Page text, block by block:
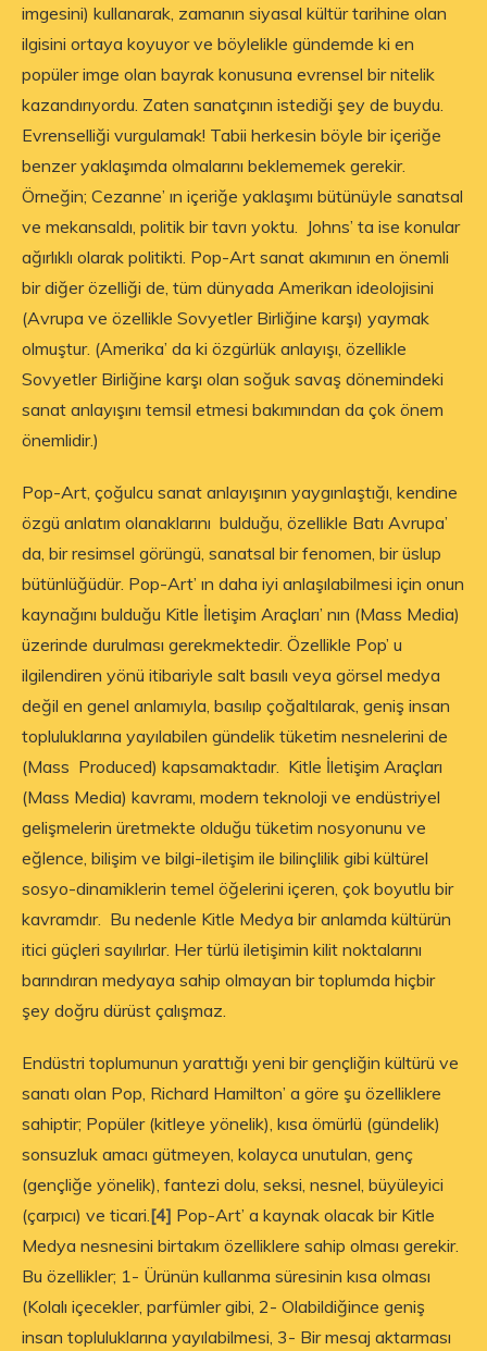
imgesini) kullanarak, zamanın siyasal kültür tarihine olan
ilgisini ortaya koyuyor ve böylelikle gündemde ki en
popüler imge olan bayrak konusuna evrensel bir nitelik
kazandırıyordu. Zaten sanatçının istediği şey de buydu.
Evrenselliği vurgulamak! Tabii herkesin böyle bir içeriğe
benzer yaklaşımda olmalarını beklememek gerekir.
Örneğin; Cezanne’ ın içeriğe yaklaşımı bütünüyle sanatsal
ve mekansaldı, politik bir tavrı yoktu. Johns’ ta ise konular
ağırlıklı olarak politikti. Pop-Art sanat akımının en önemli
bir diğer özelliği de, tüm dünyada Amerikan ideolojisini
(Avrupa ve özellikle Sovyetler Birliğine karşı) yaymak
olmuştur. (Amerika’ da ki özgürlük anlayışı, özellikle
Sovyetler Birliğine karşı olan soğuk savaş dönemindeki
sanat anlayışını temsil etmesi bakımından da çok önem
önemlidir.)
Pop-Art, çoğulcu sanat anlayışının yaygınlaştığı, kendine
özgü anlatım olanaklarını bulduğu, özellikle Batı Avrupa’
da, bir resimsel görüngü, sanatsal bir fenomen, bir üslup
bütünlüğüdür. Pop-Art’ ın daha iyi anlaşılabilmesi için onun
kaynağını bulduğu Kitle İletişim Araçları’ nın (Mass Media)
üzerinde durulması gerekmektedir. Özellikle Pop’ u
ilgilendiren yönü itibariyle salt basılı veya görsel medya
değil en genel anlamıyla, basılıp çoğaltılarak, geniş insan
topluluklarına yayılabilen gündelik tüketim nesnelerini de
(Mass Produced) kapsamaktadır. Kitle İletişim Araçları
(Mass Media) kavramı, modern teknoloji ve endüstriyel
gelişmelerin üretmekte olduğu tüketim nosyonunu ve
eğlence, bilişim ve bilgi-iletişim ile bilinçlilik gibi kültürel
sosyo-dinamiklerin temel öğelerini içeren, çok boyutlu bir
kavramdır. Bu nedenle Kitle Medya bir anlamda kültürün
itici güçleri sayılırlar. Her türlü iletişimin kilit noktalarını
barındıran medyaya sahip olmayan bir toplumda hiçbir
şey doğru dürüst çalışmaz.
Endüstri toplumunun yarattığı yeni bir gençliğin kültürü ve
sanatı olan Pop, Richard Hamilton’ a göre şu özelliklere
sahiptir; Popüler (kitleye yönelik), kısa ömürlü (gündelik)
sonsuzluk amacı gütmeyen, kolayca unutulan, genç
(gençliğe yönelik), fantezi dolu, seksi, nesnel, büyüleyici
(çarpıcı) ve ticari. [4] Pop-Art’ a kaynak olacak bir Kitle
Medya nesnesini birtakım özelliklere sahip olması gerekir.
Bu özellikler; 1- Ürünün kullanma süresinin kısa olması
(Kolalı içecekler, parfümler gibi, 2- Olabildiğince geniş
insan topluluklarına yayılabilmesi, 3- Bir mesaj aktarması